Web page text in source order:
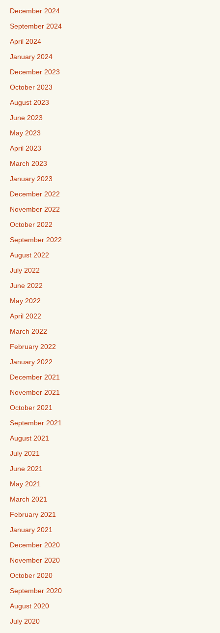
December 2024
September 2024
April 2024
January 2024
December 2023
October 2023
August 2023
June 2023
May 2023
April 2023
March 2023
January 2023
December 2022
November 2022
October 2022
September 2022
August 2022
July 2022
June 2022
May 2022
April 2022
March 2022
February 2022
January 2022
December 2021
November 2021
October 2021
September 2021
August 2021
July 2021
June 2021
May 2021
March 2021
February 2021
January 2021
December 2020
November 2020
October 2020
September 2020
August 2020
July 2020